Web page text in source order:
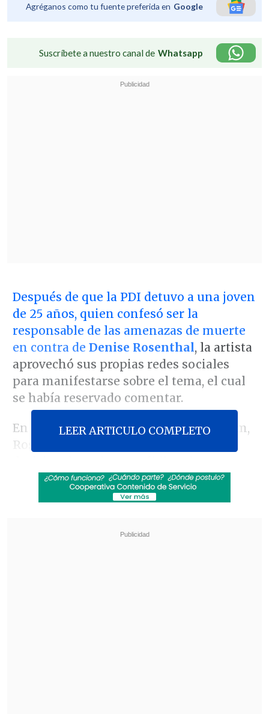
Agréganos como tu fuente preferida en Google
Suscríbete a nuestro canal de Whatsapp
Después de que la PDI detuvo a una joven
de 25 años, quien confesó ser la
responsable de las amenazas de muerte
en contra de Denise Rosenthal, la artista
aprovechó sus propias redes sociales
para manifestarse sobre el tema, el cual
se había reservado comentar.
En una nueva publicación de Instagram,
Rosenthal explicó que "si tomé la
amenazas que estuve recibiendo por más
de 3 años consecutivos, y que la verdad
siempre opté por la vía institucional,
LEER ARTICULO COMPLETO